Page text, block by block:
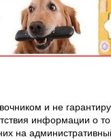
и не
информации о
на